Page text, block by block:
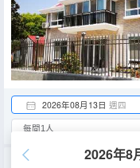
2026年08月13日 週四
2026年8